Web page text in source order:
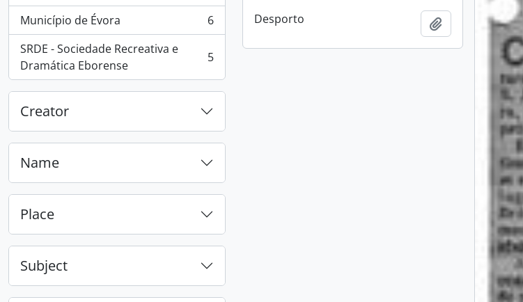
Município de Évora
, 6 results
6
SRDE - Sociedade Recreativa e
Dramática Eborense
, 5 results 5
Creator
Name
Place
Subject
Desporto Add to clipboard